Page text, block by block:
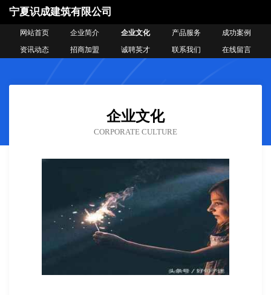
宁夏识成建筑有限公司
网站首页 企业简介 企业文化 产品服务
成功案例
资讯动态
招商加盟 诚聘英才 联系我们 在线留言
企业文化
CORPORATE CULTURE